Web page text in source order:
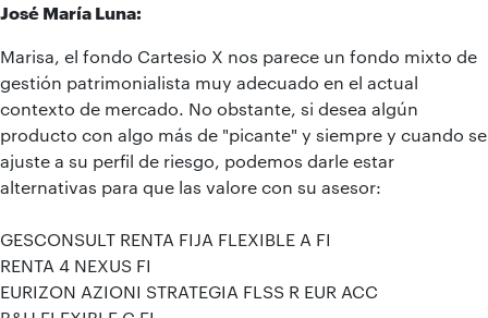
José María Luna:
Marisa, el fondo Cartesio X nos parece un fondo mixto de
gestión patrimonialista muy adecuado en el actual
contexto de mercado. No obstante, si desea algún
producto con algo más de "picante" y siempre y cuando se
ajuste a su perfil de riesgo, podemos darle estar
alternativas para que las valore con su asesor:
GESCONSULT RENTA FIJA FLEXIBLE A FI
RENTA 4 NEXUS FI
EURIZON AZIONI STRATEGIA FLSS R EUR ACC